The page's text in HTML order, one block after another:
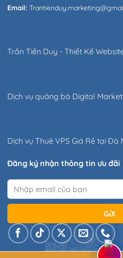
Email:
Trần Tiến Duy - Thiết Kế
Dịch vụ quảng bá Digital
Dịch vụ Thuê VPS Giá Rẻ tại Đà
Đăng ký nhận thông tin ưu đãi